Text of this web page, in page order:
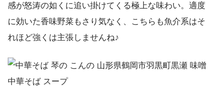
感が怒涛の如くに追い掛けてくる極上な味わい。適度
に効いた香味野菜もさり気なく、こちらも魚介系はそ
れほど強くは主張しませんね♪